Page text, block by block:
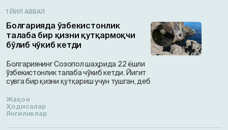
1 ЙИЛ АВВАЛ
Болгарияда ўзбекистонлик
талаба бир қизни қутқармоқчи
бўлиб чўкиб кетди
Болгариянинг Созопол шаҳрида 22 ёшли
ўзбекистонлик талаба чўкиб кетди. Йигит
сувга бир қизни қутқариш учун тушган, деб
Жаҳон
Ҳодисалар
Янгиликлар